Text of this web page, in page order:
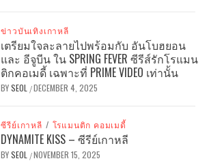
ข่าวบันเทิงเกาหลี
เตรียมใจละลายไปพร้อมกับ อันโบฮยอน
และ อีจูบีน ใน SPRING FEVER ซีรีส์รักโรแมน
ติกคอเมดี้ เฉพาะที่ PRIME VIDEO เท่านั้น
BYSEOL /DECEMBER 4, 2025
ซีรีย์เกาหลี / โรแมนติก คอมเมดี้
DYNAMITE KISS – ซีรีย์เกาหลี
BYSEOL /NOVEMBER 15, 2025